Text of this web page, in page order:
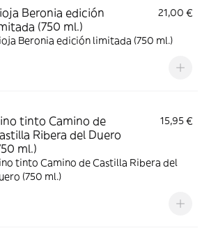
Beronia edición
(750 ml.)
21,00 €
Beronia edición limitada (750 ml.)
tinto Camino de
Ribera del Duero
ml.)
15,95 €
tinto Camino de Castilla Ribera del
(750 ml.)